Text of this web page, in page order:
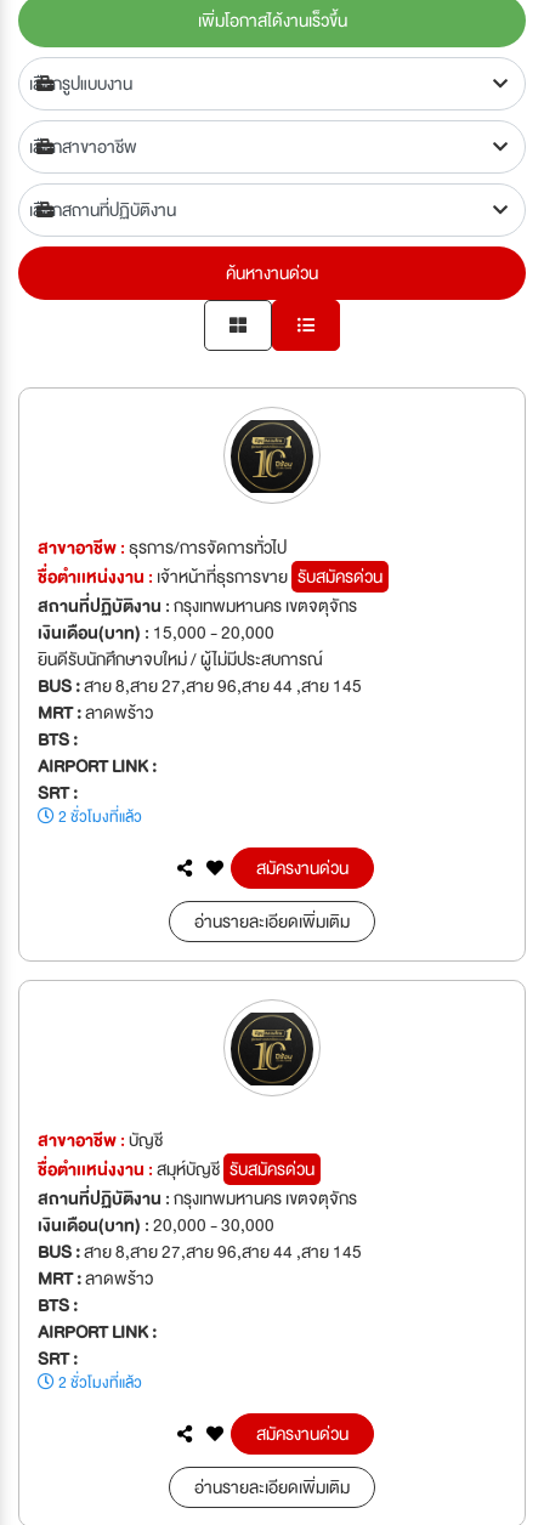
เพิ่มโอกาสได้งานเร็วขึ้น
ค้นหางานด่วน
สาขาอาชีพ :ธุรการ/การจัดการทั่วไป
ชื่อตำเเหน่งงาน : เจ้าหน้าที่ธุรการขาย รับสมัครด่วน
สถานที่ปฏิบัติงาน :กรุงเทพมหานคร เขตจตุจักร
เงินเดือน(บาท) : 15,000 - 20,000
ยินดีรับนักศึกษาจบใหม่ / ผู้ไม่มีประสบการณ์
BUS :สาย 8,สาย 27,สาย 96,สาย 44 ,สาย 145
MRT :ลาดพร้าว
BTS :
AIRPORT LINK :
SRT :
2 ชั่วโมงที่แล้ว
สมัครงานด่วน
อ่านรายละเอียดเพิ่มเติม
สาขาอาชีพ :บัญชี
ชื่อตำเเหน่งงาน :สมุห์บัญชี รับสมัครด่วน
สถานที่ปฏิบัติงาน :กรุงเทพมหานคร เขตจตุจักร
เงินเดือน(บาท) :20,000 - 30,000
BUS :สาย 8,สาย 27,สาย 96,สาย 44 ,สาย 145
MRT :ลาดพร้าว
BTS :
AIRPORT LINK :
SRT :
2 ชั่วโมงที่แล้ว
สมัครงานด่วน
อ่านรายละเอียดเพิ่มเติม